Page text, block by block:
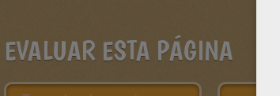
EVALUAR ESTA PÁGINA